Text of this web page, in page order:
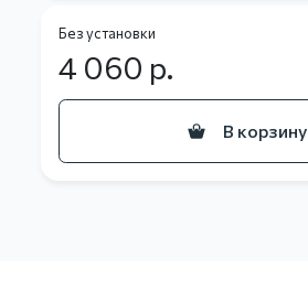
Без установки
4 060 р.
В корзину